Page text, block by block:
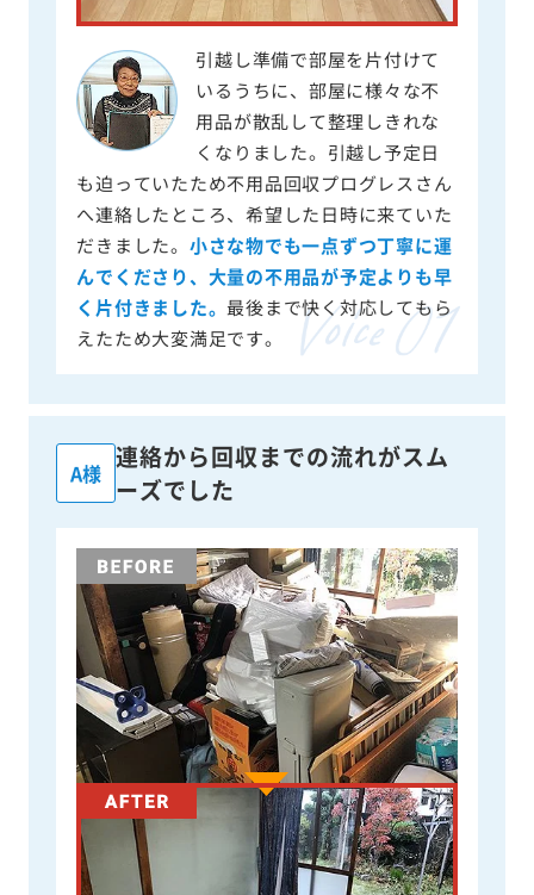
引越し準備で部屋を片付けて
いるうちに、部屋に様々な不
用品が散乱して整理しきれな
くなりました。引越し予定日
も迫っていたため不用品回収プログレスさん
へ連絡したところ、希望した日時に来ていた
だきました。 小さな物でも一点ずつ丁寧に運
んでくださり、大量の不用品が予定よりも早
く片付きました。 最後まで快く対応してもら
えたため大変満足です。
A様
連絡から回収までの流れがスム
ーズでした